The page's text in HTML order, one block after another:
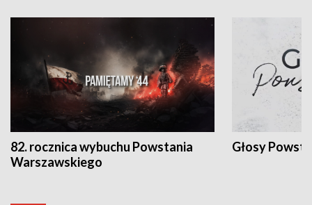
82. rocznica wybuchu Powstania
Warszawskiego
Głosy